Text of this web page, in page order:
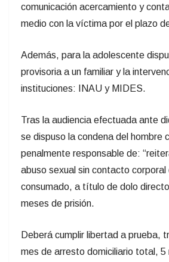
comunicación acercamiento y
medio con la víctima por el plazo
Además, para la adolescente
provisoria a un familiar y la
instituciones: INAU y MIDES.
Tras la audiencia efectuada ante
se dispuso la condena del hombre
penalmente responsable de:
abuso sexual sin contacto corporal
consumado, a título de dolo
meses de prisión.
Deberá cumplir libertad a prueba,
mes de arresto domiciliario total,